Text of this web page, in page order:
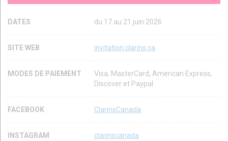
DATES du 17 au 21 juin 2026
SITE WEB invitation.clarins.ca
MODES DE PAIEMENT
Visa, MasterCard, American Express,
Discover et Paypal
FACEBOOK ClarinsCanada
INSTAGRAM clarinscanada